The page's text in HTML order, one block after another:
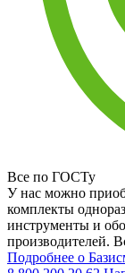
Все по ГОСТу
У нас можно
комплекты
инструменты и
производителей.
Подробнее о